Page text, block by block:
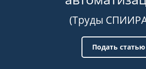
(Труды
Подать статью